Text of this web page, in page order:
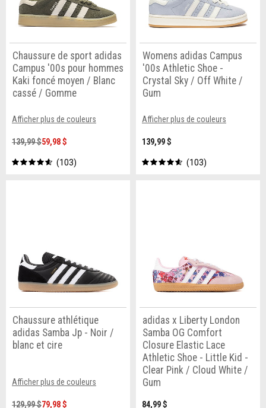
Chaussure de sport adidas
Campus '00s pour hommes
Kaki foncé moyen / Blanc
cassé / Gomme
Afficher plus de couleurs
139,99 $59,98 $
103
Womens adidas Campus
'00s Athletic Shoe -
Crystal Sky / Off White /
Gum
Afficher plus de couleurs
139,99 $
103
Chaussure athlétique
adidas Samba Jp - Noir /
blanc et cire
Afficher plus de couleurs
129,99 $79,98 $
adidas x Liberty London
Samba OG Comfort
Closure Elastic Lace
Athletic Shoe - Little Kid -
Clear Pink / Cloud White /
Gum
84,99 $